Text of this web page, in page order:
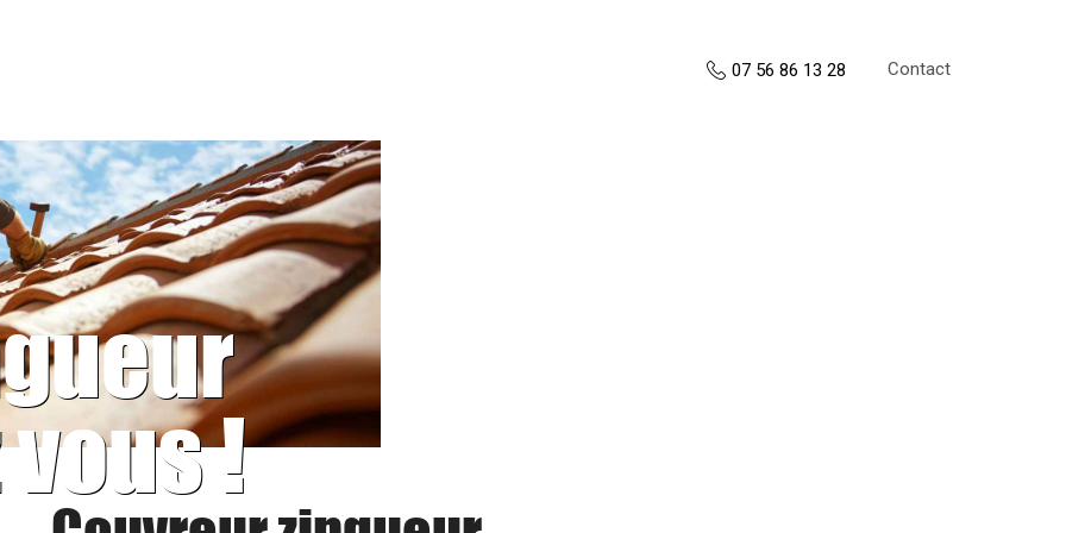
07 56 86 13 28 Contact
!